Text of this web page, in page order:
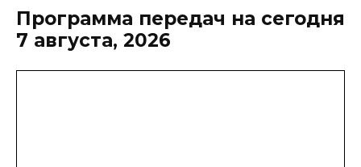
Программа передач на сегодня
7 августа, 2026